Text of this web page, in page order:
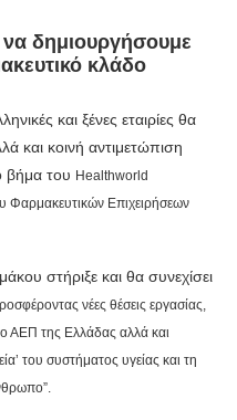
δημιουργήσουμε
κλάδο
και ξένες εταιρίες θα
και κοινή αντιμετώπιση
βήμα του Healthworld
Επιχειρήσεων
στήριξε και θα συνεχίσει
νέες θέσεις εργασίας,
ΑΕΠ της Ελλάδας αλλά και
του συστήματος υγείας και τη